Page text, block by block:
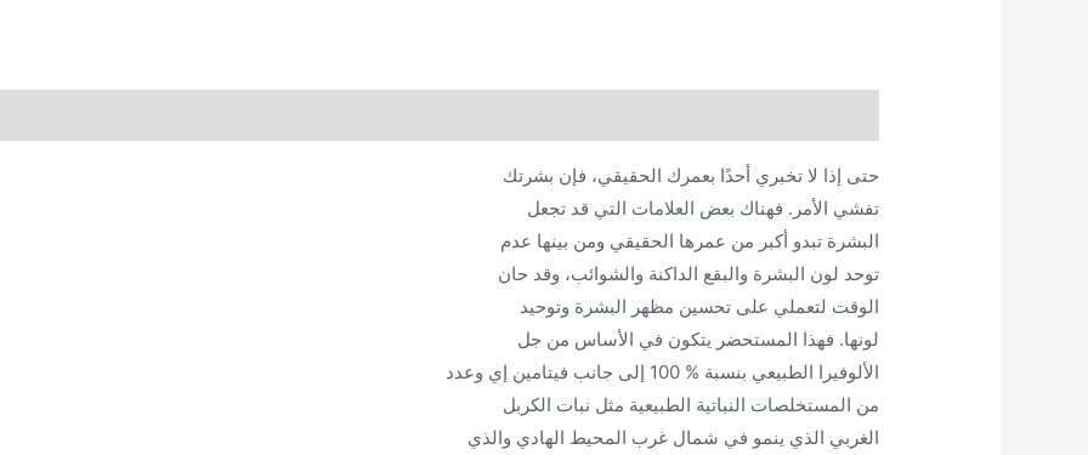
حتى إذا لا تخبري أحدًا بعمرك الحقيقي، فإن بشرتك
تفشي الأمر. فهناك بعض العلامات التي قد تجعل
البشرة تبدو أكبر من عمرها الحقيقي ومن بينها عدم
توحد لون البشرة والبقع الداكنة والشوائب، وقد حان
الوقت لتعملي على تحسين مظهر البشرة وتوحيد
لونها. فهذا المستحضر يتكون في الأساس من جل
الألوفيرا الطبيعي بنسبة % 100 إلى جانب فيتامين إي وعدد
من المستخلصات النباتية الطبيعية مثل نبات الكربل
الغربي الذي ينمو في شمال غرب المحيط الهادي والذي